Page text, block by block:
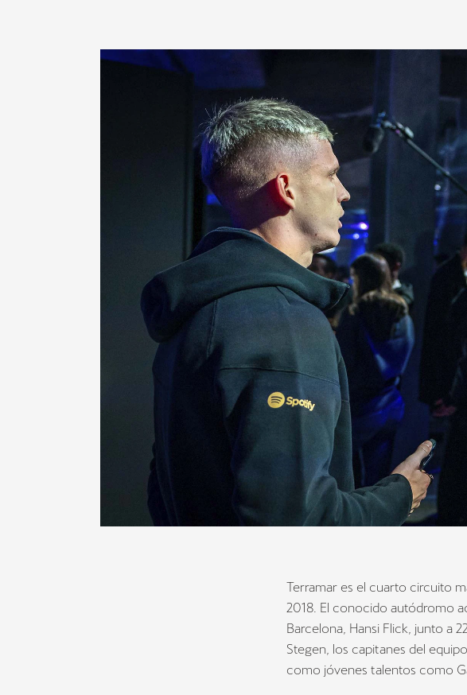
Terramar es el cuarto circuito
2018. El conocido autódromo
Barcelona, Hansi Flick, junto a
Stegen, los capitanes del
como jóvenes talentos como